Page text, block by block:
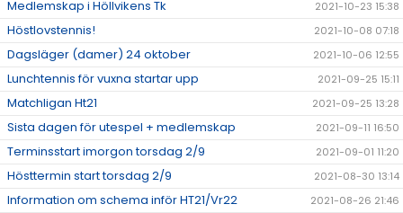
Medlemskap i Höllvikens Tk 2021-10-23 15:38
Höstlovstennis! 2021-10-08 07:18
Dagsläger (damer) 24 oktober 2021-10-06 12:55
Lunchtennis för vuxna startar upp 2021-09-25 15:11
Matchligan Ht21 2021-09-25 13:28
Sista dagen för utespel + medlemskap 2021-09-11 16:50
Terminsstart imorgon torsdag 2/9 2021-09-01 11:20
Hösttermin start torsdag 2/9 2021-08-30 13:14
Information om schema inför HT21/Vr22 2021-08-26 21:46